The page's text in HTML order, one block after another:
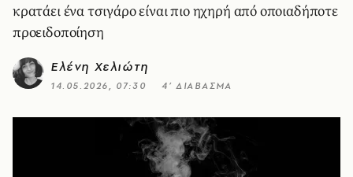
κρατάει ένα τσιγάρο είναι πιο ηχηρή από οποιαδήποτε
προειδοποίηση
Ελένη Χελιώτη
14.05.2026, 07:30 4’ ΔΙΑΒΑΣΜΑ